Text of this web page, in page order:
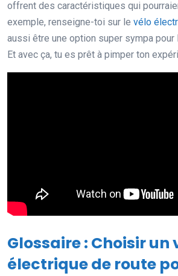
offrent des caractéristiques qui
exemple, renseigne-toi sur le vélo
aussi être une option super sympa pour
Et avec ça, tu es prêt à pimper ton
Glossaire : Choisir un
électrique de route